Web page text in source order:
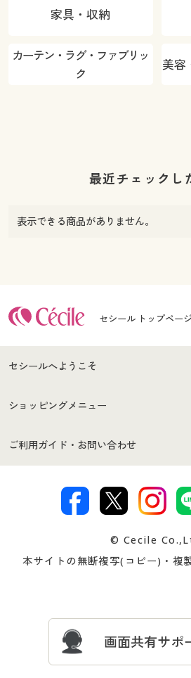
家具・収納
カーテン・ラグ・ファブリッ
ク
美容
最近チェックし
表示できる商品がありません。
セシール トップペー
セシールへようこそ
はじめての方へ
セシールご利用規約
著作権・商標について 会社
ショッピングメニュー
商品カテゴリ
プレゼント＆キャンペーン サイ
ご利用ガイド・お問い合わせ
交換・返品は お支
ついて
忘れ
© Cecile
本サイトの無断複写(コピー)・複
画面共有サポ